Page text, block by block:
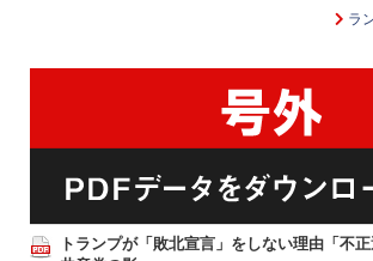
ラ
トランプが「敗北宣言」をしない理由「不